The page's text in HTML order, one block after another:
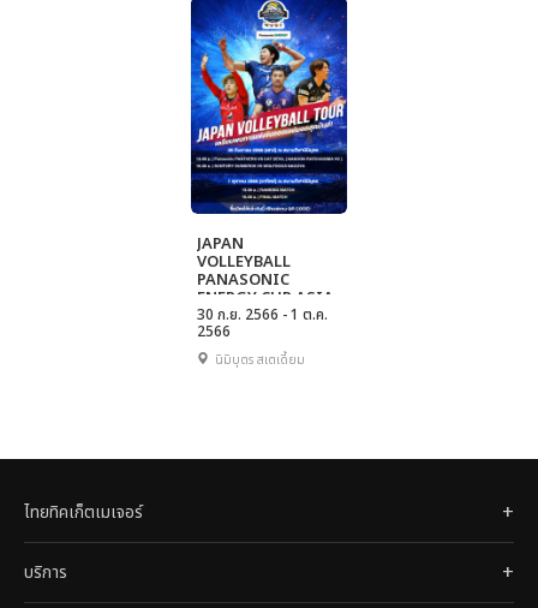
JAPAN
VOLLEYBALL
PANASONIC
ENERGY CUP ASIA
TOUR IN
THAILAND 2023
30 ก.ย. 2566 - 1 ต.ค.
2566
นิมิบุตร สเตเดี้ยม
ไทยทิคเก็ตเมเจอร์
บริการ